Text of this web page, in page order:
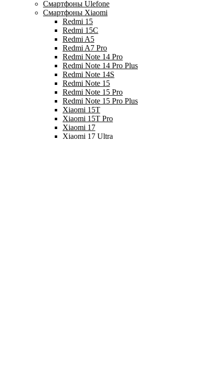
Смартфоны Ulefone
Смартфоны Xiaomi
Redmi 15
Redmi 15C
Redmi A5
Redmi A7 Pro
Redmi Note 14 Pro
Redmi Note 14 Pro Plus
Redmi Note 14S
Redmi Note 15
Redmi Note 15 Pro
Redmi Note 15 Pro Plus
Xiaomi 15T
Xiaomi 15T Pro
Xiaomi 17
Xiaomi 17 Ultra